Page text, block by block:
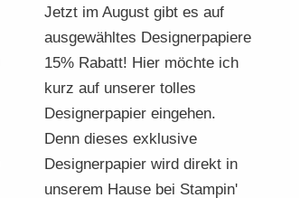
Jetzt im August gibt es auf
ausgewähltes Designerpapiere
15% Rabatt! Hier möchte ich
kurz auf unserer tolles
Designerpapier eingehen.
Denn dieses exklusive
Designerpapier wird direkt in
unserem Hause bei Stampin'